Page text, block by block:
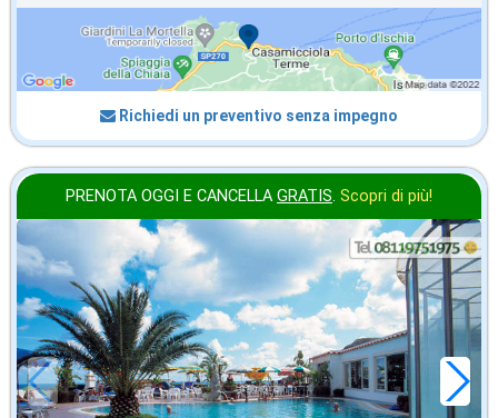
Richiedi un preventivo senza impegno
PRENOTA OGGI E CANCELLA GRATIS. Scopri di più!
ottobre
in offerta da
€28,43
a notte